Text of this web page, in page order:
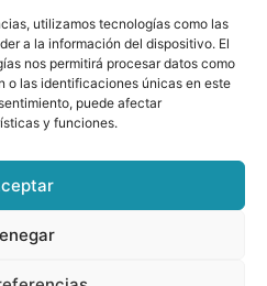
utilizamos tecnologías como las
a la información del dispositivo. El
nos permitirá procesar datos como
o las identificaciones únicas en este
puede afectar
y funciones.
imágenes
sugerencias
ESP-ENG